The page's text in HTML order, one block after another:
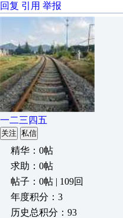
回复 引用 举报
一二三四五
关注 私信
精华：0帖
求助：0帖
帖子：0帖 | 109回
年度积分：3
历史总积分：93